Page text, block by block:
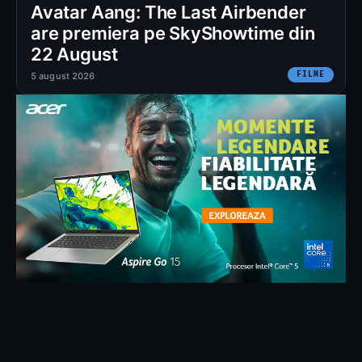
Avatar Aang: The Last Airbender
are premiera pe SkyShowtime din
22 August
FILME
5 august 2026